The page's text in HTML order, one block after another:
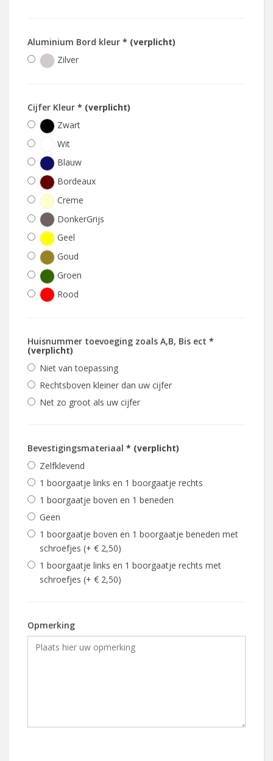
Aluminium Bord kleur * (verplicht)
Zilver
Cijfer Kleur * (verplicht)
Zwart
Wit
Blauw
Bordeaux
Creme
DonkerGrijs
Geel
Goud
Groen
Rood
Huisnummer toevoeging zoals A,B, Bis ect *
(verplicht)
Niet van toepassing
Rechtsboven kleiner dan uw cijfer
Net zo groot als uw cijfer
Bevestigingsmateriaal * (verplicht)
Zelfklevend
1 boorgaatje links en 1 boorgaatje rechts
1 boorgaatje boven en 1 beneden
Geen
1 boorgaatje boven en 1 boorgaatje beneden met
schroefjes (+ € 2,50)
1 boorgaatje links en 1 boorgaatje rechts met
schroefjes (+ € 2,50)
Opmerking